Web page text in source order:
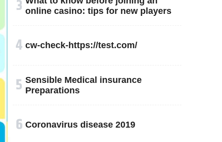
३ online casino: tips for new players
४ cw-check-https://test.com/
५ Sensible Medical insurance
Preparations
६ Coronavirus disease 2019